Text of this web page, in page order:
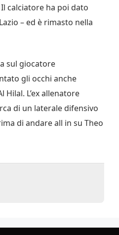
Il calciatore ha poi dato
– ed è rimasto nella
sul giocatore
gli occhi anche
Hilal. L’ex allenatore
di un laterale difensivo
di andare all in su Theo